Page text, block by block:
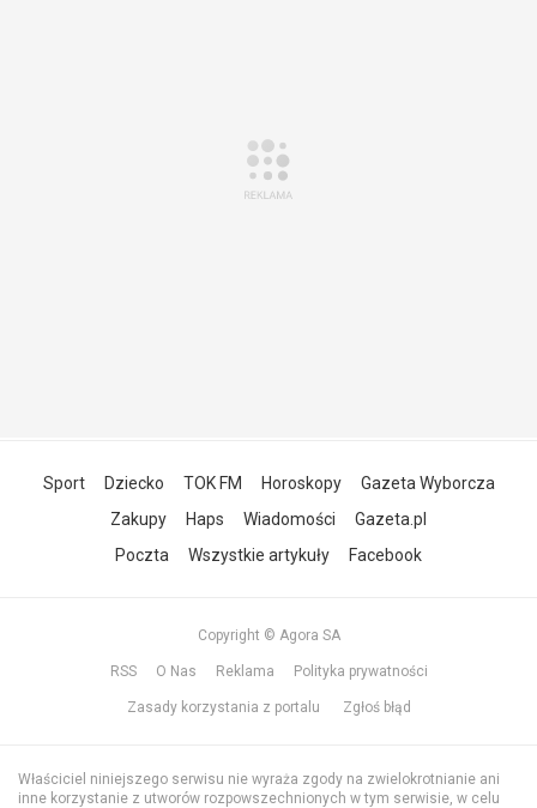
Sport Dziecko TOK FM Horoskopy
Gazeta Wyborcza
Zakupy
Haps Wiadomości
Gazeta.pl
Poczta
Wszystkie artykuły Facebook
Copyright © Agora SA
RSS O Nas Reklama Polityka prywatności
Zasady korzystania z portalu Zgłoś błąd
Właściciel niniejszego serwisu nie wyraża zgody na zwielokrotnianie ani
inne korzystanie z utworów rozpowszechnionych w tym serwisie, w celu